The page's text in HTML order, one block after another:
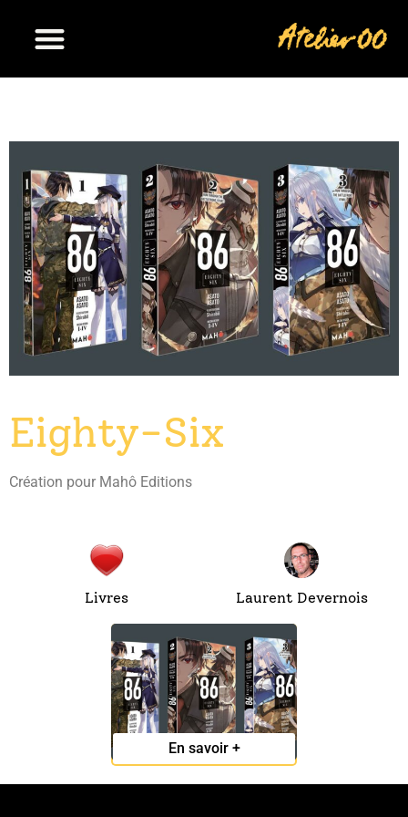
Eighty-Six
Création pour Mahô Editions
Livres Laurent Devernois
Eighty-Six
En savoir +